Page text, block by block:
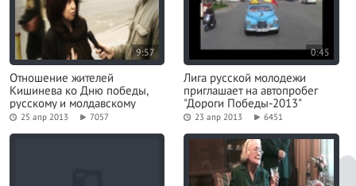
9:57
Отношение жителей
Кишинева ко Дню победы,
русскому и молдавскому
языкам, унионизму
25 апр 2013 7057
0:45
Лига русской молодежи
приглашает на автопробег
"Дороги Победы-2013"
23 апр 2013 6451